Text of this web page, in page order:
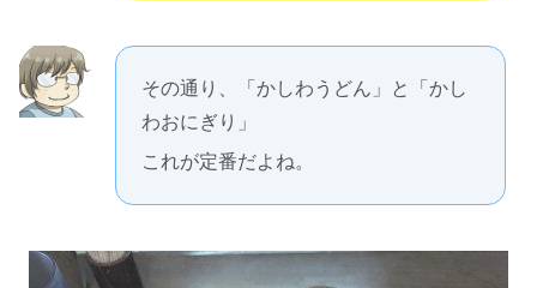
その通り、「かしわうどん」と「かし
わおにぎり」
これが定番だよね。